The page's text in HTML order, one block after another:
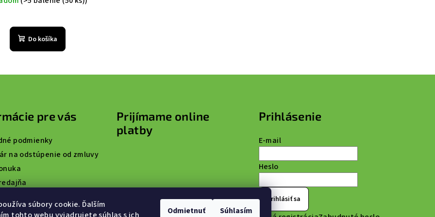
súbory cookie. Ďalším
Odmietnuť Súhlasím
Do košíka
pre vás
podmienky
na odstúpenie od zmluvy
Prijímame online
platby
Prihlásenie
E-mail
Heslo
Prihlásiť sa